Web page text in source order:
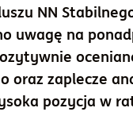
NN
uwagę na
oraz zaplecze
pozycja w